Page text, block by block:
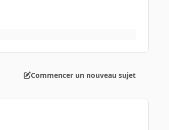
Commencer un nouveau sujet